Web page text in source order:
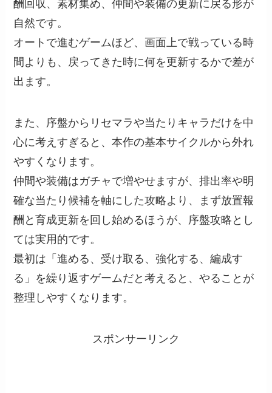
酬回収、素材集め、仲間や装備の更新に戻る形が
自然です。
オートで進むゲームほど、画面上で戦っている時
間よりも、戻ってきた時に何を更新するかで差が
出ます。
また、序盤からリセマラや当たりキャラだけを中
心に考えすぎると、本作の基本サイクルから外れ
やすくなります。
仲間や装備はガチャで増やせますが、排出率や明
確な当たり候補を軸にした攻略より、まず放置報
酬と育成更新を回し始めるほうが、序盤攻略とし
ては実用的です。
最初は「進める、受け取る、強化する、編成す
る」を繰り返すゲームだと考えると、やることが
整理しやすくなります。
スポンサーリンク